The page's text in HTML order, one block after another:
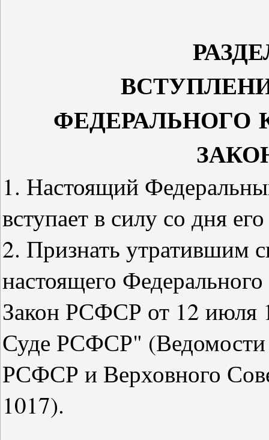
ФЕДЕРАЛЬНОГО
1. Настоящий
вступает в силу со дня
2. Признать утратившим
настоящего
Закон РСФСР от 12 июля
Суде РСФСР" (Ведомости
РСФСР и Верховного
1017).